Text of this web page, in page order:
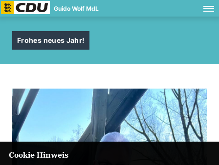
Guido Wolf MdL
Frohes neues Jahr!
Cookie Hinweis